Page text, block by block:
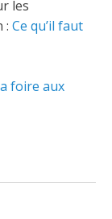
les
: Ce qu’il faut
foire aux